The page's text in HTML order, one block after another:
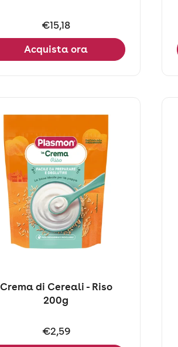
Prezzo:
€15,18
Acquista ora
Crema di Cereali - Riso
200g
Prezzo:
€2,59